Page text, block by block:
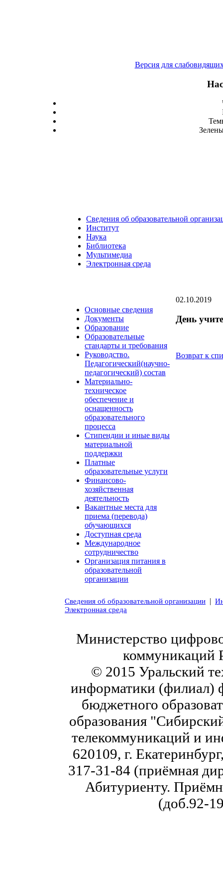
Версия для
Сведения об образовательной
Институт
Наука
Библиотека
Мультимедиа
Электронная среда
Основные сведения
Документы
Образование
Образовательные
стандарты и требования
Руководство.
Педагогический(научно-
педагогический) состав
Материально-
техническое
обеспечение и
оснащенность
образовательного
процесса
Стипендии и иные виды
материальной
поддержки
Платные
образовательные услуги
Финансово-
хозяйственная
деятельность
Вакантные места для
приема (перевода)
обучающихся
Доступная среда
Международное
сотрудничество
Организация питания в
образовательной
организации
02.10.2019
День
Возврат к
Сведения об образовательной организации |
Электронная среда
Министерство
коммуникаций
© 2015 Уральский
информатики (филиал)
бюджетного
образования
телекоммуникаций и
620109, г.
317-31-84 (приёмная
Абитуриенту.
(доб.92-